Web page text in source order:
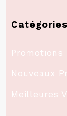
Catégories
Promotions
Nouveaux
Meilleures